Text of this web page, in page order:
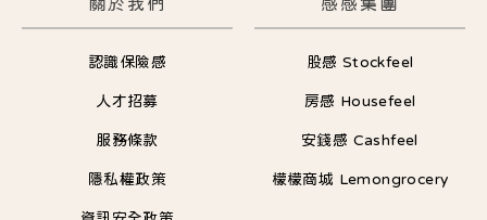
關於我們
認識保險感
人才招募
服務條款
隱私權政策
感感集團
股感 Stockfeel
房感 Housefeel
安錢感 Cashfeel
檬檬商城 Lemongrocery